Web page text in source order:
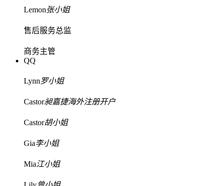
Lemon张小姐
售后服务总监
商务主管
QQ
Lynn罗小姐
Castor昶嘉捷海外注册开户
Castor胡小姐
Gia李小姐
Mia江小姐